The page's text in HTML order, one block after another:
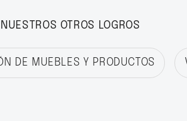
OTROS LOGROS
DE MUEBLES Y PRODUCTOS